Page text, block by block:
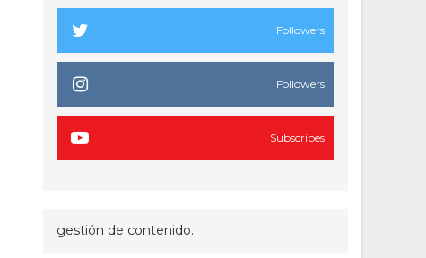
Followers
Followers
Subscribes
gestión de contenido.